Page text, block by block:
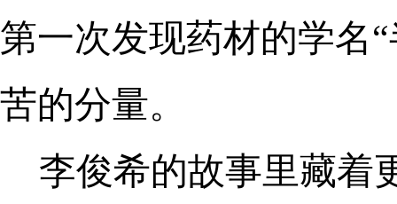
第一次发现药材的学名
苦的分量。
李俊希的故事里藏着